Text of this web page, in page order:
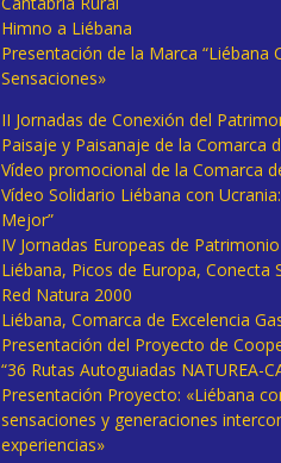
Himno a Liébana
Presentación de la Marca “Liébana
Sensaciones»
II Jornadas de Conexión del
Paisaje y Paisanaje de la Comarca
Vídeo promocional de la Comarca
Vídeo Solidario Liébana con
Mejor”
IV Jornadas Europeas de
Liébana, Picos de Europa, Conecta
Red Natura 2000
Liébana, Comarca de Excelencia
Presentación del Proyecto de
“36 Rutas Autoguiadas NATUREA-
Presentación Proyecto: «Liébana
sensaciones y generaciones
experiencias»